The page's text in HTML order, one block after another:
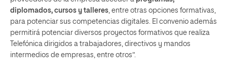
diplomados, cursos y talleres, entre otras opciones formativas,
para potenciar sus competencias digitales. El convenio además
permitirá potenciar diversos proyectos formativos que realiza
Telefónica dirigidos a trabajadores, directivos y mandos
intermedios de empresas, entre otros”.